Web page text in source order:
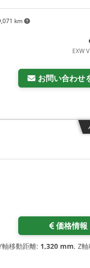
km
EXW
お問い合わせ
価格情報
軸移動距離: 1,320 mm, Z